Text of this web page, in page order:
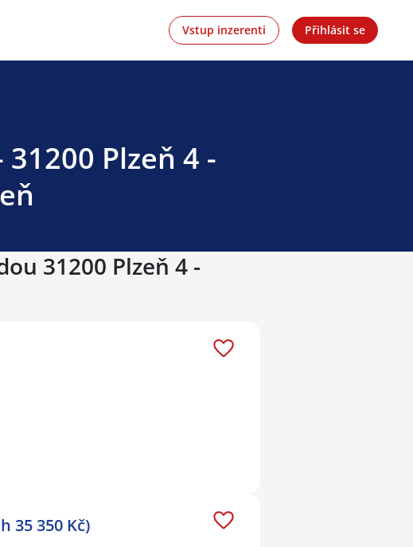
Vstup inzerenti Přihlásit se
Plzeň 4 -
31200 Plzeň 4 -
35 350 Kč)